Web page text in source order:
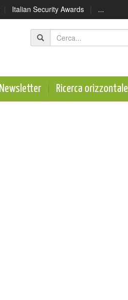
| Italian Security Awards | ...
Newsletter Ricerca orizzontale